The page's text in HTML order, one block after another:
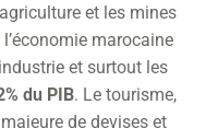
et les mines
marocaine
et surtout les
du PIB. Le tourisme,
de devises et